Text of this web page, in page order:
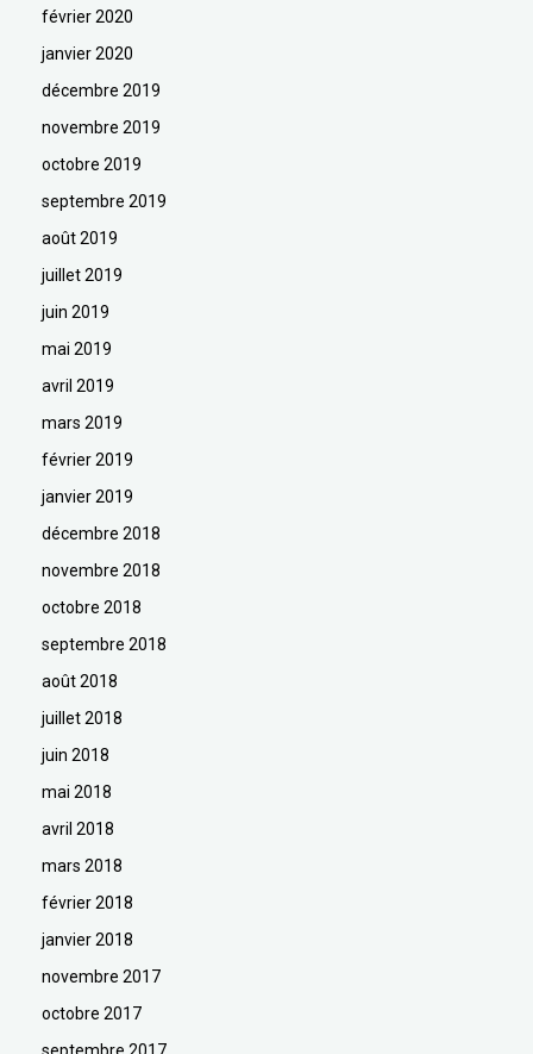
février 2020
janvier 2020
décembre 2019
novembre 2019
octobre 2019
septembre 2019
août 2019
juillet 2019
juin 2019
mai 2019
avril 2019
mars 2019
février 2019
janvier 2019
décembre 2018
novembre 2018
octobre 2018
septembre 2018
août 2018
juillet 2018
juin 2018
mai 2018
avril 2018
mars 2018
février 2018
janvier 2018
novembre 2017
octobre 2017